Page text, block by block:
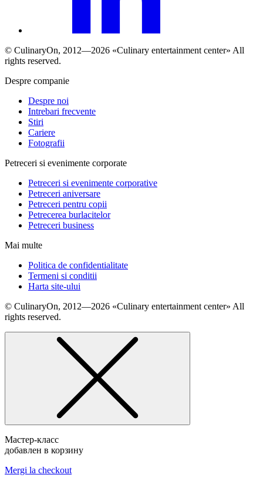
© СulinaryOn, 2012—2026 «Culinary entertainment center» All
rights reserved.
Despre companie
Despre noi
Intrebari frecvente
Stiri
Cariere
Fotografii
Petreceri si evenimente corporate
Petreceri si evenimente corporative
Petreceri aniversare
Petreceri pentru copii
Petrecerea burlacitelor
Petreceri business
Mai multe
Politica de confidentialitate
Termeni si conditii
Harta site-ului
© СulinaryOn, 2012—2026 «Culinary entertainment center» All
rights reserved.
Мастер-класс
добавлен в корзину
Mergi la checkout